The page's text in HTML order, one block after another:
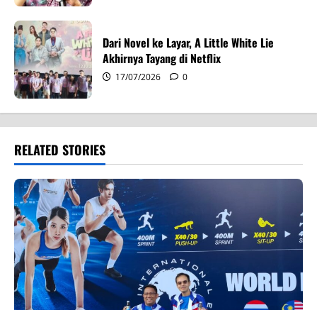
Dari Novel ke Layar, A Little White Lie
Akhirnya Tayang di Netflix
17/07/2026 0
RELATED STORIES